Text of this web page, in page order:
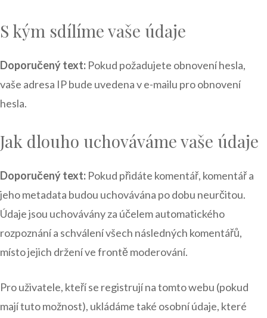
S kým sdílíme vaše údaje
Doporučený text: Pokud požadujete obnovení hesla,
vaše adresa IP bude uvedena v e-mailu pro obnovení
hesla.
Jak dlouho uchováváme vaše údaje
Doporučený text: Pokud přidáte komentář, komentář a
jeho metadata budou uchovávána po dobu neurčitou.
Údaje jsou uchovávány za účelem automatického
rozpoznání a schválení všech následných komentářů,
místo jejich držení ve frontě moderování.
Pro uživatele, kteří se registrují na tomto webu (pokud
mají tuto možnost), ukládáme také osobní údaje, které